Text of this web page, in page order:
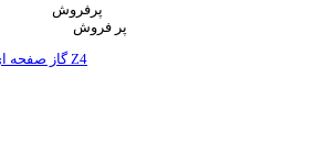
پرفروش